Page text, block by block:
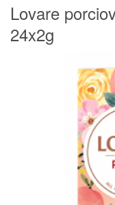
Lovare
24x2g